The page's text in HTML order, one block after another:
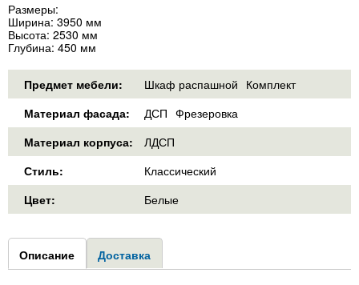
Размеры:
Ширина: 3950 мм
Высота: 2530 мм
Глубина: 450 мм
Предмет мебели: Шкаф распашной Комплект
Материал фасада:
ДСП Фрезеровка
Материал корпуса:
ЛДСП
Стиль:
Классический
Цвет:
Белые
Group1
Описание (активная
вкладка)
Доставка